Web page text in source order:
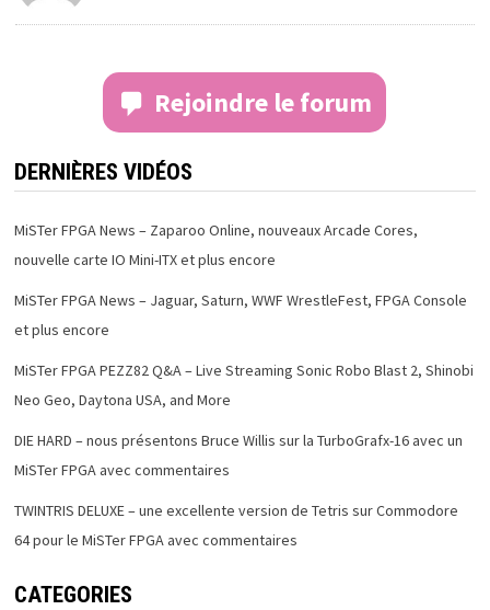
Rejoindre le forum
DERNIÈRES VIDÉOS
MiSTer FPGA News – Zaparoo Online, nouveaux Arcade Cores,
nouvelle carte IO Mini-ITX et plus encore
MiSTer FPGA News – Jaguar, Saturn, WWF WrestleFest, FPGA Console
et plus encore
MiSTer FPGA PEZZ82 Q&A – Live Streaming Sonic Robo Blast 2, Shinobi
Neo Geo, Daytona USA, and More
DIE HARD – nous présentons Bruce Willis sur la TurboGrafx-16 avec un
MiSTer FPGA avec commentaires
TWINTRIS DELUXE – une excellente version de Tetris sur Commodore
64 pour le MiSTer FPGA avec commentaires
CATEGORIES